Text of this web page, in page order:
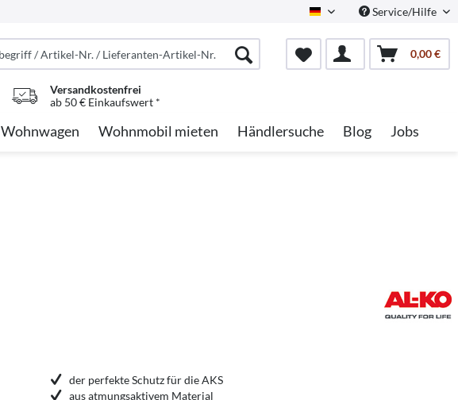
German Service/Hilfe
0,00 €
Versandkostenfrei
ab 50 € Einkaufswert *
Wohnwagen Wohnmobil mieten Händlersuche Blog Jobs
der perfekte Schutz für die AKS
aus atmungsaktivem Material